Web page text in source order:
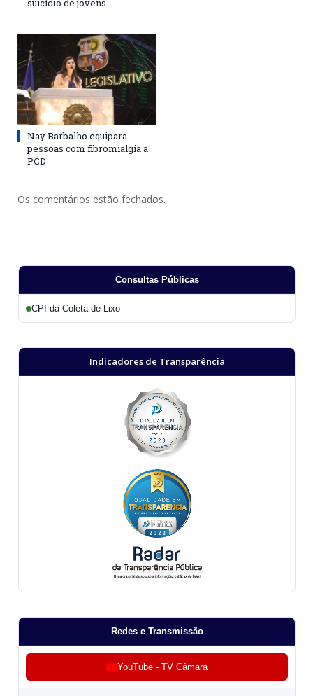
suicídio de jovens
Nay Barbalho equipara
pessoas com fibromialgia a
PCD
Os comentários estão fechados.
Consultas Públicas
CPI da Coleta de Lixo
Indicadores de Transparência
Redes e Transmissão
YouTube - TV Câmara